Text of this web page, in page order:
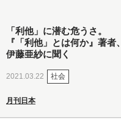
「利他」に潜む危うさ。
『「利他」とは何か』著者、
伊藤亜紗に聞く
2021.03.22 社会
月刊日本